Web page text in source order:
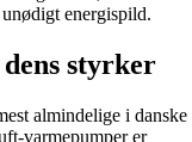
energispild.
styrker
almindelige i danske
varmepumper er